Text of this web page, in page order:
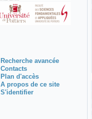
Recherche avancée
Contacts
Plan d'accès
A propos de ce site
S'identifier